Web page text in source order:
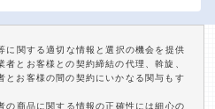
に関する適切な情報と選択の機会を提供
とお客様との契約締結の代理、斡旋、
とお客様の間の契約にいかなる関与もす
の商品に関する情報の正確性には細心の